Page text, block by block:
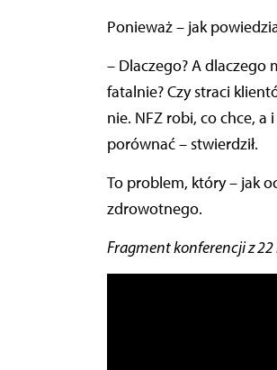
Ponieważ – jak
– Dlaczego? A dlaczego
fatalnie? Czy straci
nie. NFZ robi, co chce, a
porównać – stwierdził.
To problem, który – jak
zdrowotnego.
Fragment konferencji z